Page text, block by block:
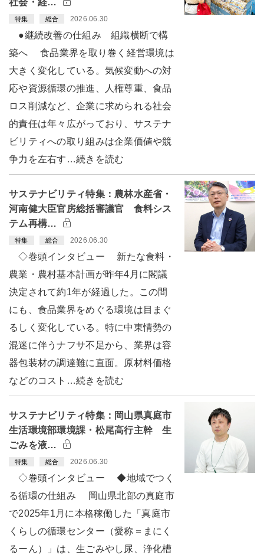
特集 総合 2026.06.30
●継続改善の仕組み 組織横断で構
築へ 食品業界を取り巻く経営環境は
大きく変化している。気候変動への対
応や資源循環の推進、人権尊重、食品
ロス削減など、企業に求められる社会
的責任は年々広がっており、サステナ
ビリティへの取り組みは企業価値や競
争力を左右す…続きを読む
サステナビリティ特集：農林水産省・
河南健大臣官房総括審議官 食料シス
テム再構…
特集 総合 2026.06.30
◇巻頭インタビュー 新たな食料・
農業・農村基本計画が昨年4月に閣議
決定されて約1年が経過した。この間
にも、食品業界をめぐる環境は目まぐ
るしく変化している。特に中東情勢の
混迷に伴うナフサ不足から、業界は容
器包装材の調達難に直面。原材料価格
などのコスト…続きを読む
サステナビリティ特集：岡山県真庭市
生活環境部環境課・松尾高行主幹 生
ごみを液…
特集 総合 2026.06.30
◇巻頭インタビュー ◆地域でつく
る循環の仕組み 岡山県北部の真庭市
で2025年1月に本格稼働した「真庭市
くらしの循環センター（愛称＝まにく
るーん）」は、生ごみやし尿、浄化槽